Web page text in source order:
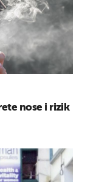
nose i rizik